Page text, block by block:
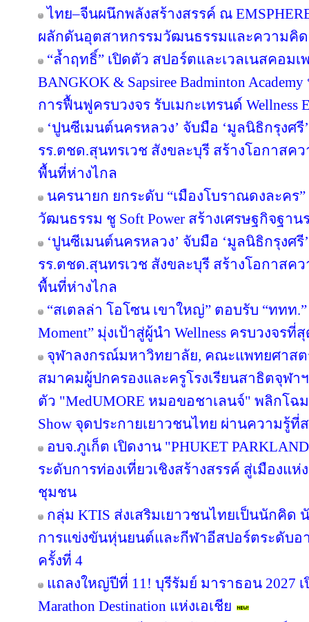
ไทย–จีนผนึกพลังสร้างสรรค์ ณ
ผลักดันอุตสาหกรรมวัฒนธรรมและความคิด
“ล้ำฤทธิ์” เปิดตัว สปอร์ตและเวลเนสคอม
BANGKOK & Sapsiree Badminton
การฟื้นฟูครบวงจร รับเมกะเทรนด์ Wellness
‘ปูนซีเมนต์นครหลวง’ จับมือ ‘มูลนิธิกรุงศรี
รร.ตชด.สุนทรเวช สังขละบุรี สร้างโอกาสค
พื้นที่ห่างไกล
นครนายก ยกระดับ “เมืองโบราณดงละคร
วัฒนธรรม ชู Soft Power สร้างเศรษฐกิจฐา
‘ปูนซีเมนต์นครหลวง’ จับมือ ‘มูลนิธิกรุงศรี
รร.ตชด.สุนทรเวช สังขละบุรี สร้างโอกาสค
พื้นที่ห่างไกล
“สเตลล่า โอโซน เขาใหญ่” ตอบรับ “ททท.”
Moment” มุ่งเป้าสู่ผู้นำ Wellness ครบวงจร
จุฬาลงกรณ์มหาวิทยาลัย, คณะแพทยศาส
สมาคมผู้ปกครองและครูโรงเรียนสาธิตจุฬา
ตัว "MedUMORE หมอขอชาเลนจ์" พลิกโฉม
Show จุดประกายเยาวชนไทย ผ่านความรู้ที่
อบจ.ภูเก็ต เปิดงาน "PHUKET
ระดับการท่องเที่ยวเชิงสร้างสรรค์ สู่เมืองแ
ชุมชน
กลุ่ม KTIS ส่งเสริมเยาวชนไทยเป็นนักคิด
การแข่งขันหุ่นยนต์และกีฬาอีสปอร์ตระดับอ
ครั้งที่ 4
แถลงใหญ่ปีที่ 11! บุรีรัมย์ มาราธอน 2027
Marathon Destination แห่งเอเชีย